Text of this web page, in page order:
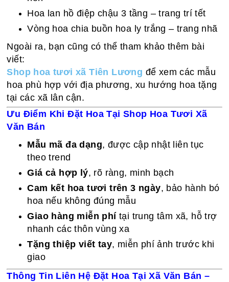
Hoa lan hồ điệp chậu 3 tầng – trang trí tết
Vòng hoa chia buồn hoa ly trắng – trang nhã
Ngoài ra, bạn cũng có thể tham khảo thêm bài
viết:
Shop hoa tươi xã Tiên Lương để xem các mẫu
hoa phù hợp với địa phương, xu hướng hoa tặng
tại các xã lân cận.
Ưu Điểm Khi Đặt Hoa Tại Shop Hoa Tươi Xã
Văn Bán
Mẫu mã đa dạng, được cập nhật liên tục
theo trend
Giá cả hợp lý, rõ ràng, minh bạch
Cam kết hoa tươi trên 3 ngày, bảo hành bó
hoa nếu không đúng mẫu
Giao hàng miễn phí tại trung tâm xã, hỗ trợ
nhanh các thôn vùng xa
Tặng thiệp viết tay, miễn phí ảnh trước khi
giao
Thông Tin Liên Hệ Đặt Hoa Tại Xã Văn Bán –